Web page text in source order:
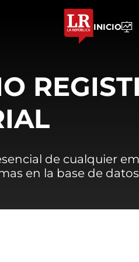
INICIO
de cualquier
en la base de